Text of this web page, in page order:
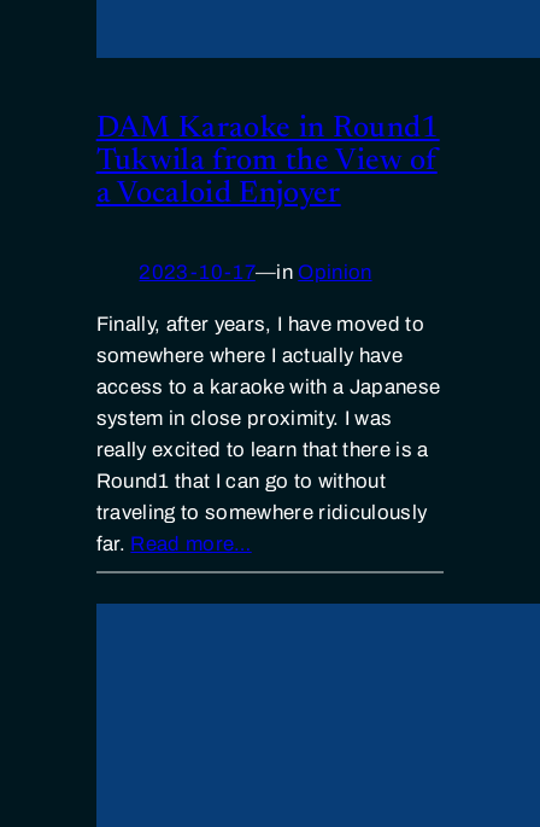
DAM Karaoke in Round1
Tukwila from the View of
a Vocaloid Enjoyer
2023-10-17—in Opinion
Finally, after years, I have moved to
somewhere where I actually have
access to a karaoke with a Japanese
system in close proximity. I was
really excited to learn that there is a
Round1 that I can go to without
traveling to somewhere ridiculously
far. Read more…